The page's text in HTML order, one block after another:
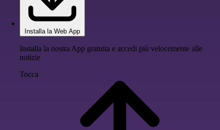
Installa la Web App
Installa la nostra App gratuita e accedi più velocemente alle
notizie
Tocca